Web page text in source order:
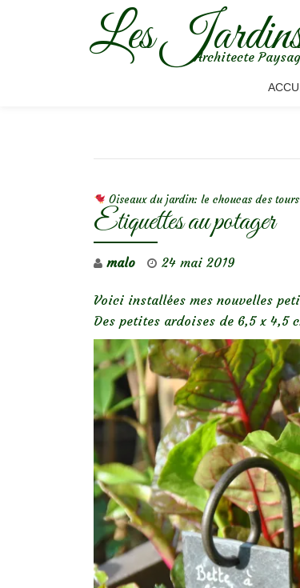
Les Architecte
Oiseaux du jardin: le choucas des tours
Etiquettes au potager
malo 24 mai 2019
Voici installées mes nouvelles
Des petites ardoises de 6,5 x 4,5